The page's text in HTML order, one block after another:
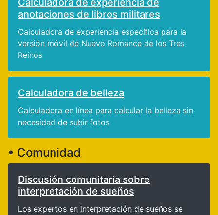
Calculadora de experiencia de
anotaciones de libros militares
Calculadora de experiencia específica para la
versión móvil de Nuevo Romance de los Tres
Reinos
Calculadora de belleza
Calculadora en línea para calcular la belleza sin
necesidad de subir fotos
• Comunidad
Discusión comunitaria sobre
interpretación de sueños
Los expertos en interpretación de sueños se